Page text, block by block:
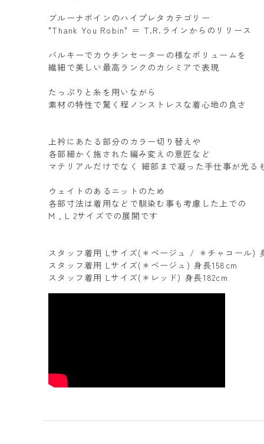
ブルーナボインのハイプレタカテゴリー
"Thank You Robin" ＝ T.R.ラインからのリリース
バルキーでカウチンセーターの様なボリュームを
繊細で美しい最高ランクのカシミアで表現
たっぷりと糸を用いながら
素材の特性で驚く程ノンストレスな着心地の良さ
上衿にあたる部分のカラー切り替えや
各部細かく施された編み変えの意匠など
マテリアルだけでなく 細部まで凝った手仕事が光る
ウェイトのあるニットのため
各部寸法は着用などで馴染む事も考慮した上での
M , L 2サイズでの展開です
スタッフ着用 Lサイズ(＊ベージュ / ＊チャコール)
スタッフ着用 Lサイズ(＊ベージュ) 身長158cm
スタッフ着用 Lサイズ(＊レッド) 身長182cm